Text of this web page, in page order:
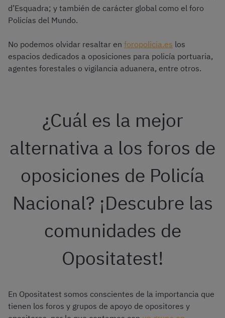
d’Esquadra; y también de carácter global como el foro
Policías del Mundo.
No podemos olvidar resaltar en foropolicia.es los
espacios dedicados a oposiciones para policía portuaria,
agentes forestales o vigilancia aduanera, entre otros.
¿Cuál es la mejor
alternativa a los foros de
oposiciones de Policía
Nacional? ¡Descubre las
comunidades de
Opositatest!
En Opositatest somos conscientes de la importancia que
tienen los foros y grupos de apoyo de opositores y